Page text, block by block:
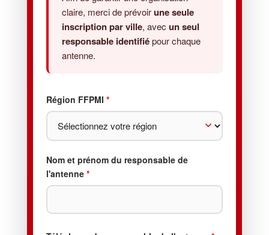
claire, merci de prévoirune seule
inscription par ville, avec un seul
responsable identifiépour chaque
antenne.
Région FFPMI *
Nom et prénom du responsable de
l'antenne *